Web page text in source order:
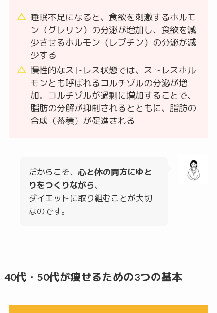
睡眠不足になると、食欲を刺激するホルモ
ン（グレリン）の分泌が増加し、食欲を減
少させるホルモン（レプチン）の分泌が減
少する
慢性的なストレス状態では、ストレスホル
モンとも呼ばれるコルチゾルの分泌が増
加。コルチゾルが過剰に増加することで、
脂肪の分解が抑制されるとともに、脂肪の
合成（蓄積）が促進される
だからこそ、 心と体の両方にゆと
りをつくりながら、
ダイエットに取り組むことが大切
なのです。
40代・50代が痩せるための3つの基本